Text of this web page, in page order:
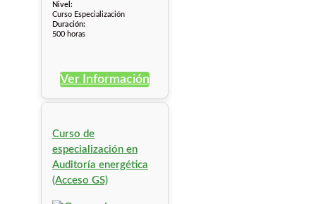
Nivel:
Curso Especialización
Duración:
500 horas
Ver Información
Curso de
especialización en
Auditoría energética
(Acceso GS)